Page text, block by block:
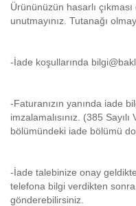
Ürününüzün hasarlı
unutmayınız. Tutanağı
-İade koşullarında
-Faturanızın yanında iade
imzalamalısınız. (385
bölümündeki iade bölümü
-İade talebinize onay
telefona bilgi verdikten
gönderebilirsiniz.